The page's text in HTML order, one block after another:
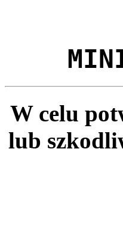
W celu
lub